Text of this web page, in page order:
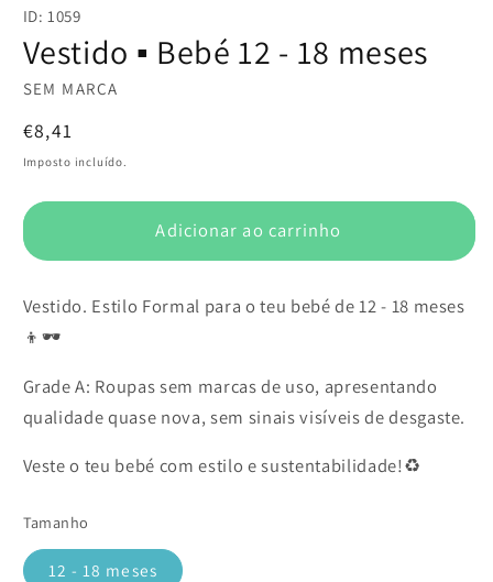
multimédia
em
modal
ID: 1059
Vestido ▪️ Bebé 12 - 18 meses
SEM MARCA
Preço
normal
€8,41
Imposto incluído.
Adicionar ao carrinho
Vestido. Estilo Formal para o teu bebé de 12 - 18 meses
👦🕶️
Grade A: Roupas sem marcas de uso, apresentando
qualidade quase nova, sem sinais visíveis de desgaste.
Veste o teu bebé com estilo e sustentabilidade!♻️
Tamanho
12 - 18 meses